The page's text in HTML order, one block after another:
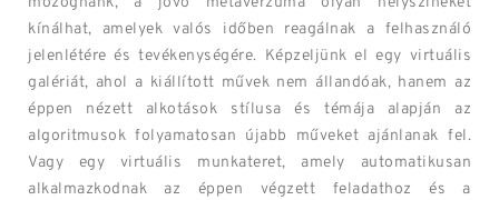
kínálhat, amelyek valós időben reagálnak a felhasználó
jelenlétére és tevékenységére. Képzeljünk el egy virtuális
galériát, ahol a kiállított művek nem állandóak, hanem az
éppen nézett alkotások stílusa és témája alapján az
algoritmusok folyamatosan újabb műveket ajánlanak fel.
Vagy egy virtuális munkateret, amely automatikusan
alkalmazkodnak az éppen végzett feladathoz és a